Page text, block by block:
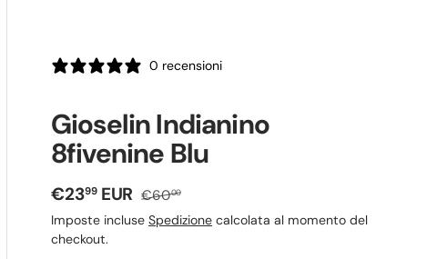
0 recensioni
Gioselin Indianino
8fivenine Blu
Prezzo di vendita
€2399 EUR Prezzo normale
€6000
Imposte incluse Spedizione calcolata al momento del
checkout.